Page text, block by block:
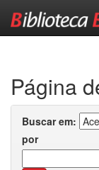
Página
Buscar em:
por